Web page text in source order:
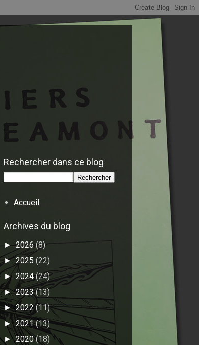
Rechercher dans ce blog
Accueil
Archives du blog
►2026(8)
►2025 (22)
► 2024(24)
►2023(13)
►2022(11)
►2021(13)
►2020(18)